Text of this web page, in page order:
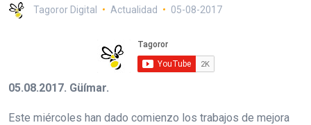
Tagoror Digital Actualidad 05-08-2017
05.08.2017. Güímar.
Este miércoles han dado comienzo los trabajos de mejora